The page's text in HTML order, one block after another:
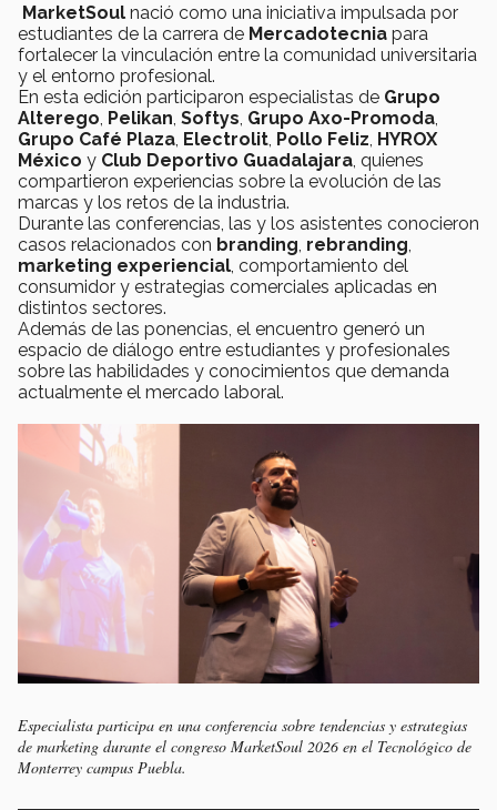
MarketSoul nació como una iniciativa impulsada por
estudiantes de la carrera de Mercadotecnia para
fortalecer la vinculación entre la comunidad universitaria
y el entorno profesional.
En esta edición participaron especialistas de Grupo
Alterego, Pelikan, Softys, Grupo Axo-Promoda,
Grupo Café Plaza, Electrolit, Pollo Feliz, HYROX
México y Club Deportivo Guadalajara, quienes
compartieron experiencias sobre la evolución de las
marcas y los retos de la industria.
Durante las conferencias, las y los asistentes conocieron
casos relacionados con branding, rebranding,
marketing experiencial, comportamiento del
consumidor y estrategias comerciales aplicadas en
distintos sectores.
Además de las ponencias, el encuentro generó un
espacio de diálogo entre estudiantes y profesionales
sobre las habilidades y conocimientos que demanda
actualmente el mercado laboral.
Especialista participa en una conferencia sobre tendencias y estrategias
de marketing durante el congreso MarketSoul 2026 en el Tecnológico de
Monterrey campus Puebla.